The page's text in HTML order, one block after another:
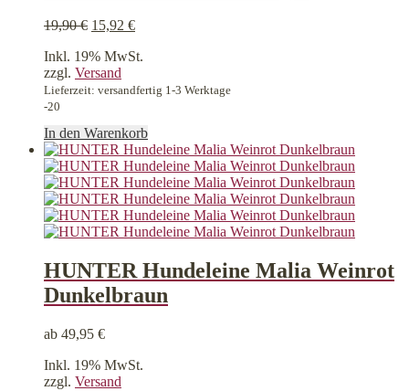
19,90€ Ursprünglicher
war:
19,90 €
15,92 €Aktueller
ist:
Inkl. 19% MwSt.
zzgl. Versand
Lieferzeit: versandfertig 1-3 Werktage
-20
In den Warenkorb
HUNTER Hundeleine Malia Weinrot
Dunkelbraun
ab 49,95 €
Inkl. 19% MwSt.
zzgl. Versand